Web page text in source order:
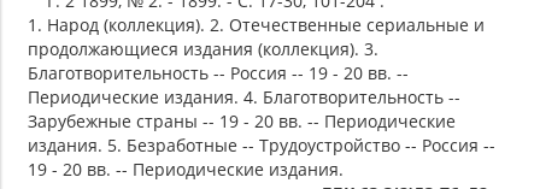
1. Народ (коллекция). 2. Отечественные сериальные и
продолжающиеся издания (коллекция). 3.
Благотворительность -- Россия -- 19 - 20 вв. --
Периодические издания. 4. Благотворительность --
Зарубежные страны -- 19 - 20 вв. -- Периодические
издания. 5. Безработные -- Трудоустройство -- Россия --
19 - 20 вв. -- Периодические издания.